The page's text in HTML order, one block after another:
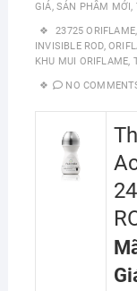
GIÁ, SẢN PHẨM MỚI,
23725 ORIFLAME
INVISIBLE ROD,
KHU MUI ORIFLAME,
NO